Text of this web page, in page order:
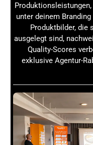
EinStativist nicht
Genres nützlich,
Gruppenfotos.
machenoder in
kannst du die
Selbstauslöser
verwenden, um das
vermeidest du
Arm“ und kannst
Selbstporträts oder
6. Flexibilität bei
unter deinem
Produktbilder, die
ausgelegt sind,
Quality-Scores
exklusive Agentur-